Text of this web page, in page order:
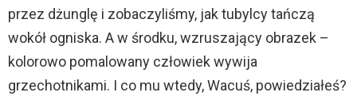
przez dżunglę i zobaczyliśmy, jak tubylcy tańczą
wokół ogniska. A w środku, wzruszający obrazek –
kolorowo pomalowany człowiek wywija
grzechotnikami. I co mu wtedy, Wacuś, powiedziałeś?